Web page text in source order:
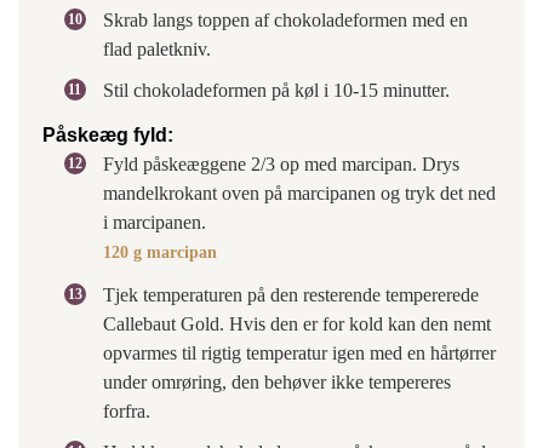
Skrab langs toppen af chokoladeformen med en
flad paletkniv.
Stil chokoladeformen på køl i 10-15 minutter.
Påskeæg fyld:
Fyld påskeæggene 2/3 op med marcipan. Drys
mandelkrokant oven på marcipanen og tryk det ned
i marcipanen.
120 g marcipan
Tjek temperaturen på den resterende tempererede
Callebaut Gold. Hvis den er for kold kan den nemt
opvarmes til rigtig temperatur igen med en hårtørrer
under omrøring, den behøver ikke tempereres
forfra.